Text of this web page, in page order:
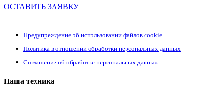
ОСТАВИТЬ ЗАЯВКУ
Предупреждение об использовании файлов cookie
Политика в отношении обработки персональных данных
Соглашение об обработке персональных данных
Наша техника